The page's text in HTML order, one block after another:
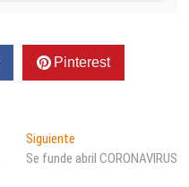
Pinterest
SiguienteEntrada
siguiente:
Se funde abril CORONAVIRUS